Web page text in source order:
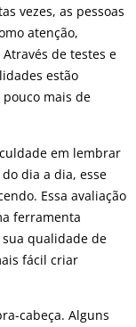
vezes, as pessoas
atenção,
de testes e
estão
mais de
em lembrar
dia a dia, esse
Essa avaliação
ferramenta
qualidade de
fácil criar
cabeça. Alguns